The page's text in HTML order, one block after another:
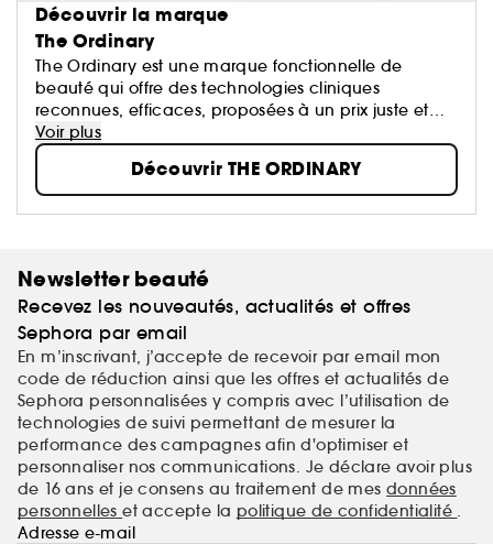
Découvrir la marque
The Ordinary
The Ordinary est une marque fonctionnelle de
beauté qui offre des technologies cliniques
reconnues, efficaces, proposées à un prix juste et
accompagnées d'un discours transparent.
Dans l'industrie du soin, l'intégrité se fait rare.
Certaines technologies désormais “ordinaires” sont
toujours présentées comme étant révolutionnaires et
proposes à des prix injustifiés, ce qui trouble le
Voir plus
Découvrir THE ORDINARY
Newsletter beauté
Recevez les nouveautés, actualités et offres
Sephora par email
En m’inscrivant, j’accepte de recevoir par email mon
code de réduction ainsi que les offres et actualités de
Sephora personnalisées y compris avec l’utilisation de
technologies de suivi permettant de mesurer la
performance des campagnes afin d'optimiser et
personnaliser nos communications. Je déclare avoir plus
de 16 ans et je consens au traitement de mes données
personnelleset accepte la politique de confidentialité .
Adresse e-mail